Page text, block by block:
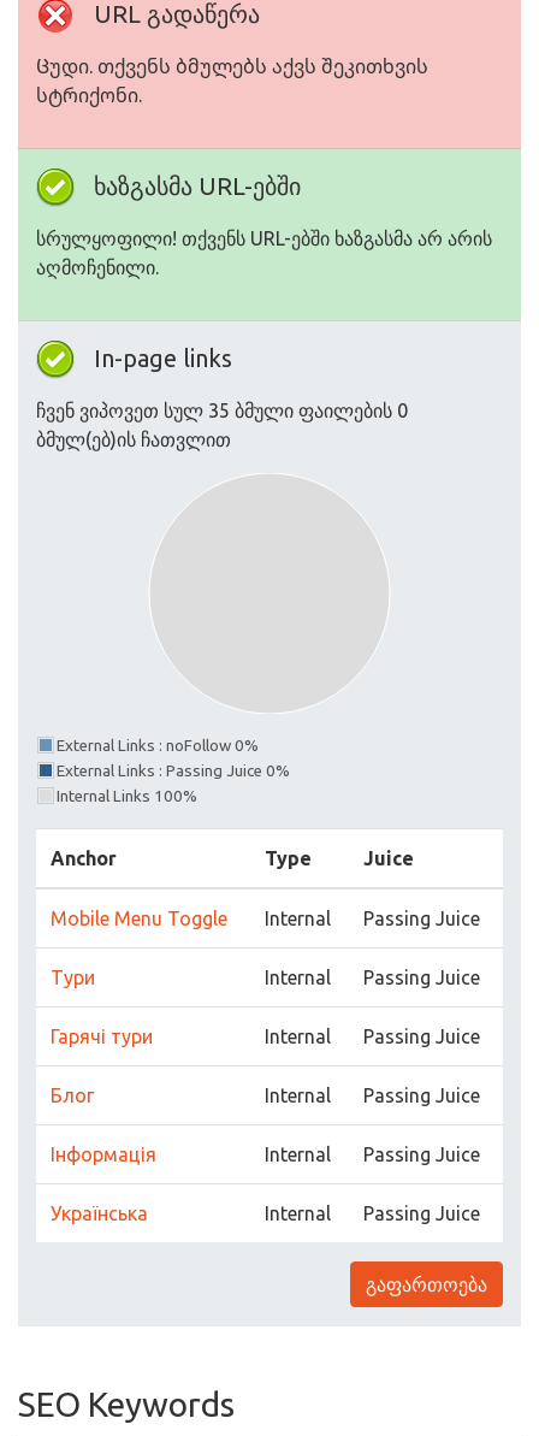
URL გადაწერა
Ცუდი. თქვენს ბმულებს აქვს შეკითხვის
სტრიქონი.
ხაზგასმა URL-ებში
სრულყოფილი! თქვენს URL-ებში ხაზგასმა არ არის
აღმოჩენილი.
In-page links
ჩვენ ვიპოვეთ სულ 35 ბმული ფაილების 0
ბმულ(ებ)ის ჩათვლით
External Links : noFollow 0%
External Links : Passing Juice 0%
Internal Links 100%
Anchor Type Juice
Mobile Menu Toggle Internal Passing Juice
Тури Internal Passing Juice
Гарячі тури Internal Passing Juice
Блог Internal Passing Juice
Інформація Internal Passing Juice
Українська Internal Passing Juice
გაფართოება
SEO Keywords